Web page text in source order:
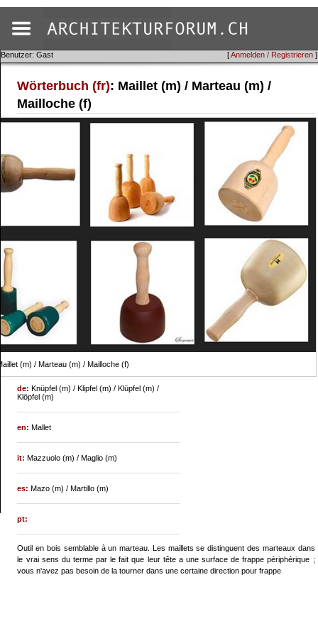
[Anmelden / Registrieren ]
Benutzer: Gast
Wörterbuch (fr): Maillet (m) / Marteau (m) /
Mailloche (f)
(m) / Marteau (m) / Mailloche (f)
de:Knüpfel (m) / Klipfel (m) / Klüpfel (m) /
Klöpfel (m)
en:Mallet
it:Mazzuolo (m) / Maglio (m)
es:Mazo (m) / Martillo (m)
pt:
Outil en bois semblable à un marteau. Les maillets se distinguent des marteaux dans
le vrai sens du terme par le fait que leur tête a une surface de frappe périphérique ;
vous n'avez pas besoin de la tourner dans une certaine direction pour frappe